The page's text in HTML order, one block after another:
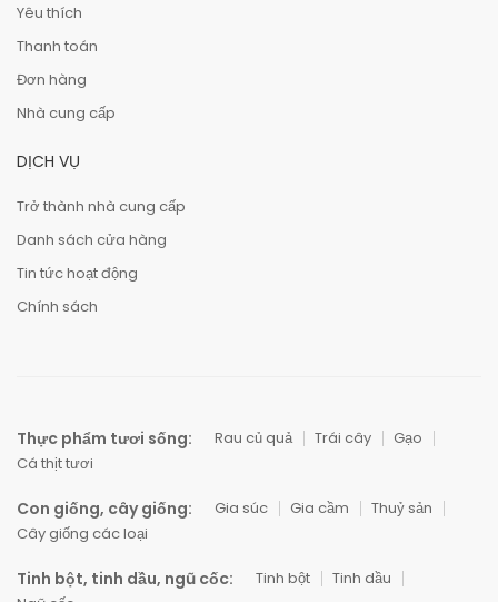
Yêu thích
Thanh toán
Đơn hàng
Nhà cung cấp
DỊCH VỤ
Trở thành nhà cung cấp
Danh sách cửa hàng
Tin tức hoạt động
Chính sách
Thực phẩm tươi sống: Rau củ quả Trái cây
Gạo
Cá thịt tươi
Con giống, cây giống: Gia súc Gia cầm
Thuỷ sản
Cây giống các loại
Tinh bột, tinh dầu, ngũ cốc: Tinh bột
Tinh dầu